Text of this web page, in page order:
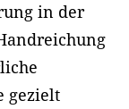
in der
gezielt